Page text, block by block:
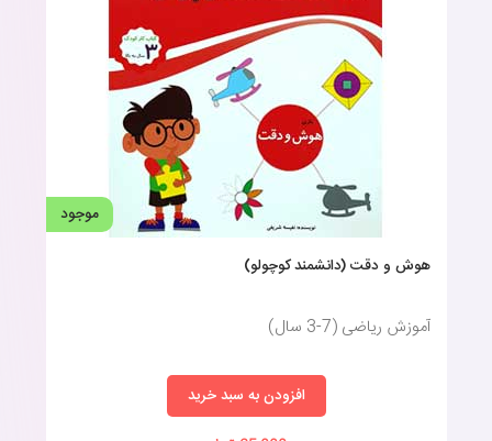
این کتاب‌ها معمولا توسط متخصصان حوزه روان‌شناسی و آموزش
کودک تدوین شده است و می‌توانند به والدین در تقویت هوش کودکان
خود با روش‌هایی جذاب که کودک‌شان هم خسته نشود کمک کنند.
خرید کتاب‌ تقویت هوش کودکان تنها راه نیست؛ علاوه‌بر کتاب‌ها والدین
می‌توانند با بازی‌های فکری و رومیزی، لگوها، فعالیت‌های هنری مانند
نقاشی و حتی گفتگوهای روزمره، هوش و مهارت‌های اجتماعی کودکان
را تقویت کنند؛
موجود
هوش و دقت (دانشمند کوچولو)
آموزش ریاضی (7-3 سال)
افزودن به سبد خرید